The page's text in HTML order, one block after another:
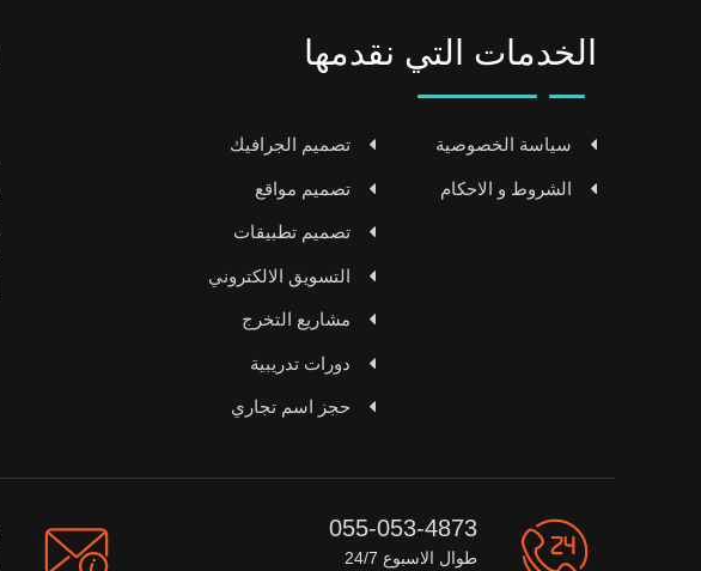
الخدمات التي نقدمها
تصميم الجرافيك
تصميم مواقع
تصميم تطبيقات
التسويق الالكتروني
مشاريع التخرج
دورات تدريبية
حجز اسم تجاري
سياسة الخصوصية
الشروط و الاحكام
055-053-4873
طوال الاسبوع 24/7